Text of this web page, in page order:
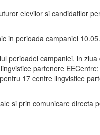
elevilor si candidatilor
in perioada campaniei
perioadei campaniei, in
partenere EECentre;
17 centre lingvistice
si prin comunicare directa